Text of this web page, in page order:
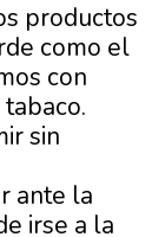
productos
como el
con
sin
ante la
irse a la